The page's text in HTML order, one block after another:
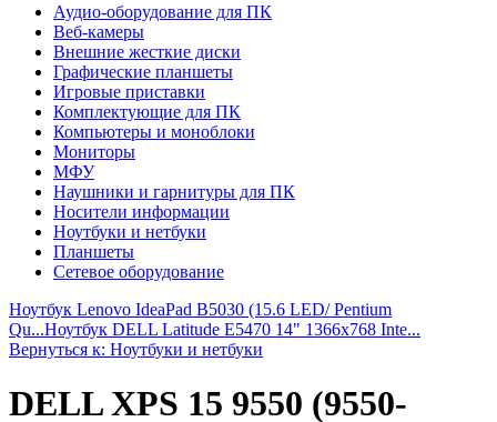
Аудио-оборудование для ПК
Веб-камеры
Внешние жесткие диски
Графические планшеты
Игровые приставки
Комплектующие для ПК
Компьютеры и моноблоки
Мониторы
МФУ
Наушники и гарнитуры для ПК
Носители информации
Ноутбуки и нетбуки
Планшеты
Сетевое оборудование
Ноутбук Lenovo IdeaPad B5030 (15.6 LED/ Pentium
Qu...Ноутбук DELL Latitude E5470 14" 1366x768 Inte...
Вернуться к: Ноутбуки и нетбуки
DELL XPS 15 9550 (9550-